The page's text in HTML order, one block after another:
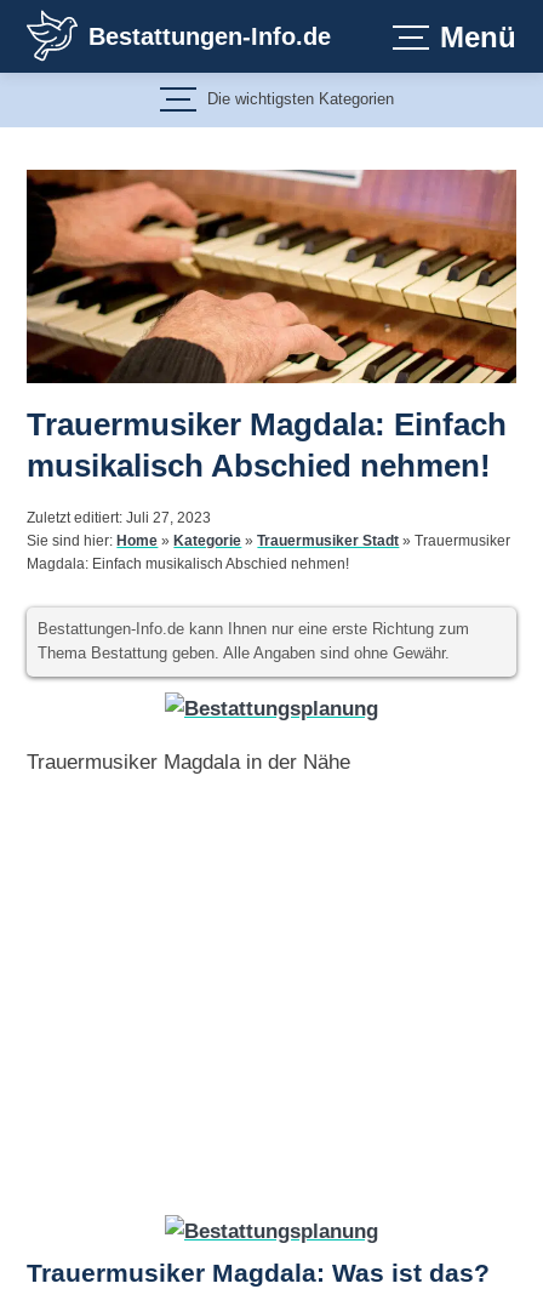
Inhalt
springen
Bestattungen-Info.de Menü
Die wichtigsten Kategorien
Trauermusiker Magdala: Einfach
musikalisch Abschied nehmen!
Zuletzt editiert: Juli 27, 2023
Sie sind hier:Home »Kategorie »Trauermusiker Stadt »Trauermusiker
Magdala: Einfach musikalisch Abschied nehmen!
Bestattungen-Info.de kann Ihnen nur eine erste Richtung zum
Thema Bestattung geben. Alle Angaben sind ohne Gewähr.
Trauermusiker Magdala in der Nähe
Trauermusiker Magdala: Was ist das?